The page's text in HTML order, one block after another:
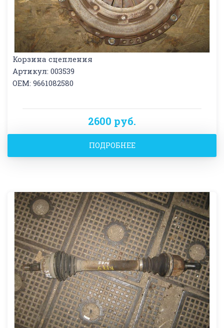
Корзина сцепления
Артикул: 003539
OEM: 9661082580
2600 руб.
ПОДРОБНЕЕ